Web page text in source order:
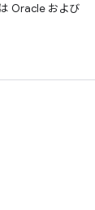
Oracle および